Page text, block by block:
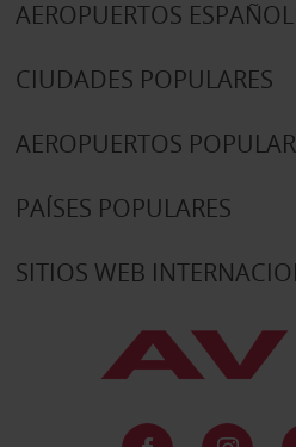
AEROPUERTOS
CIUDADES POPULARES
AEROPUERTOS
PAÍSES POPULARES
SITIOS WEB